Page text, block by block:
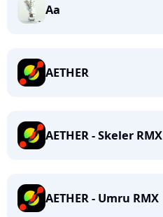
Aa
AETHER
AETHER - Skeler RMX
AETHER - Umru RMX